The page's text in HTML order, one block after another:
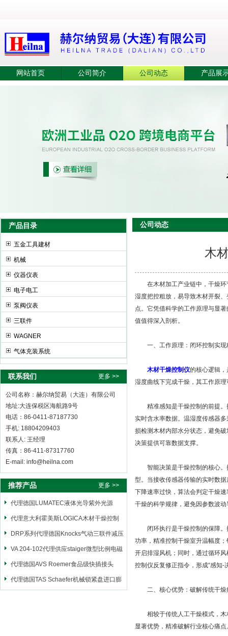
赫尔纳贸易（大连）有限公司
网站首页 公司简介 公司动态 产品展
产品目录
五金工具建材
机械
仪器仪表
电子电工
泵阀仪表
三联件
WAGNER
气体充装系统
联系我们 更多 >>
公司名称：赫尔纳贸易（大连）有限公司
地址:大连保税区海航路9号
电话：86-0411-87187730
手机: 18804209403
联系人: 王经理
传真：86-411-87317760
E-mail: info@heilna.com
推荐产品 更多 >>
代理德国LUMATEC液体光导紫外光源
代理意大利霍美斯LOGICA木材干燥控制
仪
DRP系列代理德国Knocks气动三联件减压
阀
VA 204-102代理供应staiger微型比例电磁
阀
代理德国AVS Roemer食品级快插接头
代理德国TAS Schaefer机械锁紧盘进口膨
公司动态
木
在木材加工产业链中，干燥环
湿度把控粗放，易导致木材开裂
点。它凭借科学的工作原理与显
值值得深入剖析。
一、工作原理：闭环控制实现
木材干燥控制仪的核心逻辑
湿度曲线下完成干燥，其工作原
精准感知是干燥控制的前提。
实时含水率数据。温湿度传感器
损检测木材内部水分状态，避免
决策提供可靠数据支撑。
智能决策是干燥控制的核心。
型。当接收传感器传输的实时数
下降速率过快，算法会判定干燥
干燥的科学规律，避免因参数波
闭环执行是干燥控制的保障。
功率，精准控制干燥室升温幅度
开启排湿风机；同时，通过循环
控制仪反复修正指令，形成“感知-
二、核心优势：破解传统干燥
相较于传统人工干燥模式，木
显著优势，精准破解行业核心痛点